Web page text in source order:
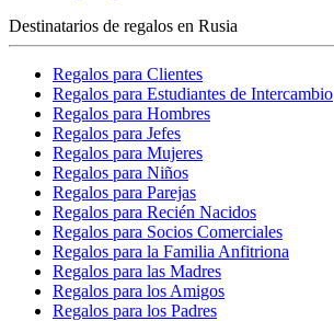
Destinatarios de regalos en Rusia
Regalos para Clientes
Regalos para Estudiantes de Intercambio
Regalos para Hombres
Regalos para Jefes
Regalos para Mujeres
Regalos para Niños
Regalos para Parejas
Regalos para Recién Nacidos
Regalos para Socios Comerciales
Regalos para la Familia Anfitriona
Regalos para las Madres
Regalos para los Amigos
Regalos para los Padres